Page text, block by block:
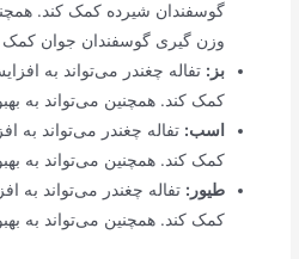
گوسفندان شیرده کمک کند.
وزن گیری گوسفندان جوان کمک
بز: تفاله چغندر می‌تواند به
کمک کند. همچنین می‌تواند به
اسب: تفاله چغندر می‌تواند
کمک کند. همچنین می‌تواند به
طیور: تفاله چغندر می‌تواند به
کمک کند. همچنین می‌تواند به